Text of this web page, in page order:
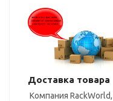
Доставка товара
Компания